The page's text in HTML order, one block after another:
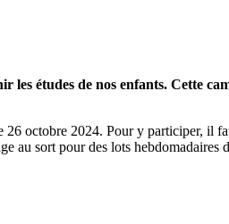
les études de nos enfants.
26 octobre 2024. Pour y participer,
au sort pour des lots